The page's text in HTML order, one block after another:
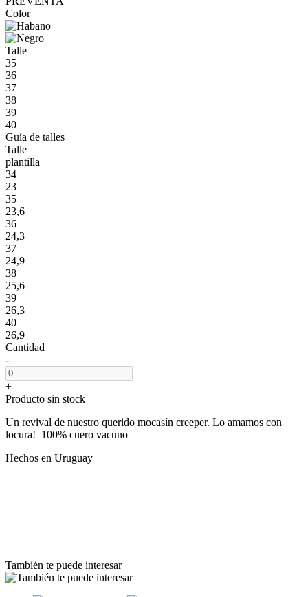
Color
Talle
35
36
37
38
39
40
Guía de talles
Talle
plantilla
34
23
35
23,6
36
24,3
37
24,9
38
25,6
39
26,3
40
26,9
Cantidad
-
+
Producto sin stock
Un revival de nuestro querido mocasín creeper. Lo amamos con
locura! 100% cuero vacuno
Hechos en Uruguay
También te puede interesar